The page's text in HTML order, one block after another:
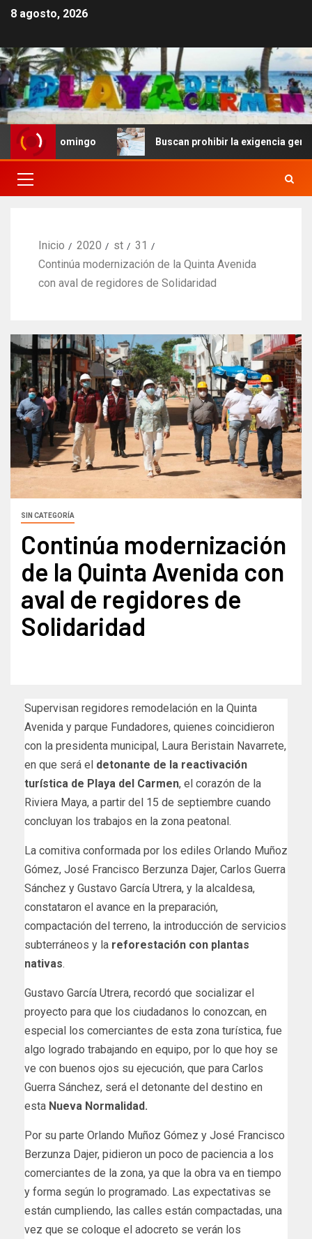
8 agosto, 2026
Domingo Buscan prohibir la exigencia generalizada
Inicio 2020 st
31
Continúa modernización de la Quinta Avenida
con aval de regidores de Solidaridad
SIN CATEGORÍA
Continúa modernización
de la Quinta Avenida con
aval de regidores de
Solidaridad
Supervisan regidores remodelación en la Quinta
Avenida y parque Fundadores, quienes coincidieron
con la presidenta municipal, Laura Beristain Navarrete,
en que será el detonante de la reactivación
turística de Playa del Carmen, el corazón de la
Riviera Maya, a partir del 15 de septiembre cuando
concluyan los trabajos en la zona peatonal.
La comitiva conformada por los ediles Orlando Muñoz
Gómez, José Francisco Berzunza Dajer, Carlos Guerra
Sánchez y Gustavo García Utrera, y la alcaldesa,
constataron el avance en la preparación,
compactación del terreno, la introducción de servicios
subterráneos y la reforestación con plantas
nativas.
Gustavo García Utrera, recordó que socializar el
proyecto para que los ciudadanos lo conozcan, en
especial los comerciantes de esta zona turística, fue
algo logrado trabajando en equipo, por lo que hoy se
ve con buenos ojos su ejecución, que para Carlos
Guerra Sánchez, será el detonante del destino en
esta Nueva Normalidad.
Por su parte Orlando Muñoz Gómez y José Francisco
Berzunza Dajer, pidieron un poco de paciencia a los
comerciantes de la zona, ya que la obra va en tiempo
y forma según lo programado. Las expectativas se
están cumpliendo, las calles están compactadas, una
vez que se coloque el adocreto se verán los